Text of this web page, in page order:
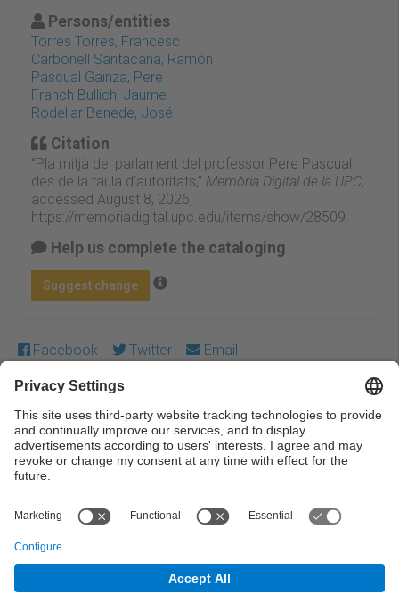
Persons/entities
Torres Torres, Francesc
Carbonell Santacana, Ramón
Pascual Gainza, Pere
Franch Bullich, Jaume
Rodellar Benede, José
Citation
“Pla mitjà del parlament del professor Pere Pascual
des de la taula d'autoritats,” Memòria Digital de la UPC,
accessed August 8, 2026,
https://memoriadigital.upc.edu/items/show/28509
Help us complete the cataloging
Suggest change
Facebook Twitter Email
Except where otherwise noted, content on this work is
licensed under a Creative Commons license:Attribution-
NonCommercial-NoDerivs 4.0 Generic